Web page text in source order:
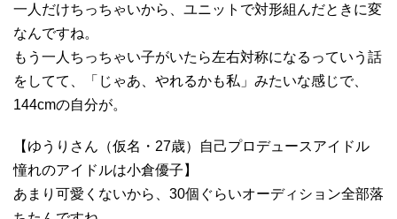
一人だけちっちゃいから、ユニットで対形組んだときに変
なんですね。
もう一人ちっちゃい子がいたら左右対称になるっていう話
をしてて、「じゃあ、やれるかも私」みたいな感じで、
144cmの自分が。
【ゆうりさん（仮名・27歳）自己プロデュースアイドル
憧れのアイドルは小倉優子】
あまり可愛くないから、30個ぐらいオーディション全部落